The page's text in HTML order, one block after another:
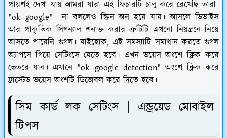
প্রায়শই দেখা যায় আমরা যারা এই ফিচারটি চালু করে রেখেছি তারা
"ok google" না বললেও স্ক্রিন অন হয়ে যায়। আসলে ডিভাইস
আর প্রাকৃতিক সিগন্যাল শনাক্ত করার ত্রুটিটি এখনো নিয়ন্ত্রনে নিয়ে
আসতে পারেনি গুগল। যাইহোক, এই সমস্যাটি সমাধান করতে গুগল
অ্যাপসে গিয়ে সেটিংসে যেতে হবে। এখন ভয়েস অংশে ক্লিক করে
ভেতরে যান। এখানে "ok google detection" অংশে ক্লিক করে
ট্রাস্টেড ভয়েস অংশটি ডিজেবল করে দিতে হবে।
সিম কার্ড লক সেটিংস | এন্ড্রয়েড মোবাইল
টিপস